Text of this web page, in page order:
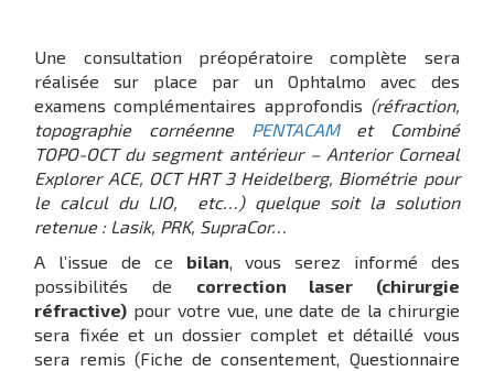
Une consultation préopératoire complète sera
réalisée sur place par un Ophtalmo avec des
examens complémentaires approfondis (réfraction,
topographie cornéenne PENTACAMet Combiné
TOPO-OCT du segment antérieur – Anterior Corneal
Explorer ACE, OCT HRT 3 Heidelberg, Biométrie pour
le calcul du LIO, etc…) quelque soit la solution
retenue : Lasik, PRK, SupraCor…
A l’issue de ce bilan, vous serez informé des
possibilités de correction laser (chirurgie
réfractive) pour votre vue, une date de la chirurgie
sera fixée et un dossier complet et détaillé vous
sera remis (Fiche de consentement, Questionnaire